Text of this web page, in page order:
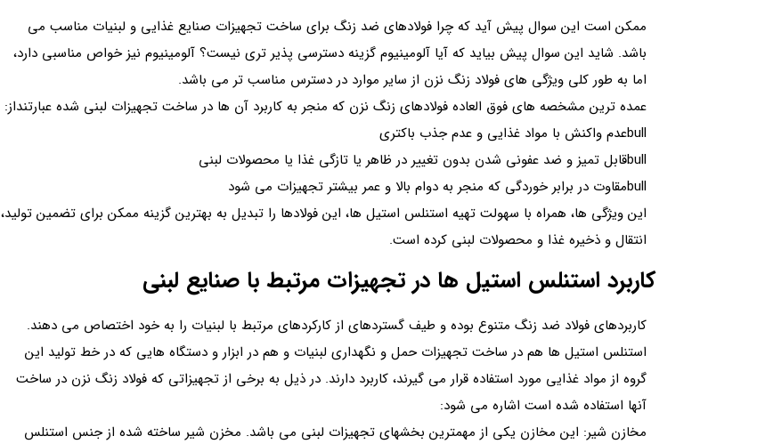
ممکن است این سوال پیش آید که چرا فولادهای ضد زنگ برای ساخت تجهیزات صنایع غذایی و لبنیات مناسب می
باشد. شاید این سوال پیش بیاید که آیا آلومینیوم گزینه دسترسی پذیر تری نیست؟ آلومینیوم نیز خواص مناسبی دارد،
اما به طور کلی ویژگی های فولاد زنگ نزن از سایر موارد در دسترس مناسب تر می باشد.
عمده ترین مشخصه های فوق العاده فولادهای زنگ نزن که منجر به کاربرد آن ها در ساخت تجهیزات لبنی شده عبارتنداز:
bullعدم واکنش با مواد غذایی و عدم جذب باکتری
bullقابل تمیز و ضد عفونی شدن بدون تغییر در ظاهر یا تازگی غذا یا محصولات لبنی
bullمقاوت در برابر خوردگی که منجر به دوام بالا و عمر بیشتر تجهیزات می شود
این ویژگی ها، همراه با سهولت تهیه استنلس استیل ها، این فولادها را تبدیل به بهترین گزینه ممکن برای تضمین تولید،
انتقال و ذخیره غذا و محصولات لبنی کرده است.
کاربرد استنلس استیل ها در تجهیزات مرتبط با صنایع لبنی
کاربردهای فولاد ضد زنگ متنوع بوده و طیف گستردهای از کارکردهای مرتبط با لبنیات را به خود اختصاص می دهند.
استنلس استیل ها هم در ساخت تجهیزات حمل و نگهداری لبنیات و هم در ابزار و دستگاه هایی که در خط تولید این
گروه از مواد غذایی مورد استفاده قرار می گیرند، کاربرد دارند. در ذیل به برخی از تجهیزاتی که فولاد زنگ نزن در ساخت
آنها استفاده شده است اشاره می شود:
مخازن شیر: این مخازن یکی از مهمترین بخشهای تجهیزات لبنی می باشد. مخزن شیر ساخته شده از جنس استنلس